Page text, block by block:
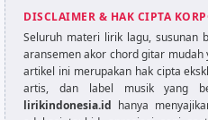
DISCLAIMER & HAK CIPTA
Seluruh materi lirik lagu, susunan
aransemen akor chord gitar mudah
artikel ini merupakan hak cipta
artis, dan label musik yang
lirikindonesia.id hanya